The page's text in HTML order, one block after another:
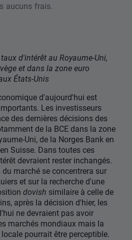
aucuns frais.
d'intérêt au Royaume-Uni,
et dans la zone euro
États-Unis
d'aujourd'hui est
Les investisseurs
des dernières décisions des
de la BCE dans la zone
Uni, de la Norges Bank en
Suisse. Dans toutes ces
devraient rester inchangés.
marché se concentrera sur
et sur la recherche d'une
dovish similaire à celle de
après la décision d'hier, les
ne devraient pas avoir
marchés mondiaux mais la
pourrait être perceptible.